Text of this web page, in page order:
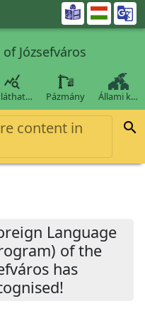

Józsefváros

Pázmány Állami k…
content in

Language
of the
has